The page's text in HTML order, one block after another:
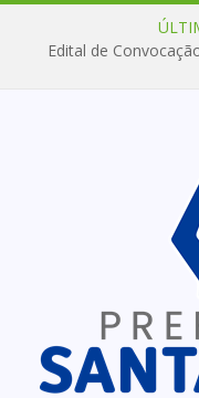
Edital de